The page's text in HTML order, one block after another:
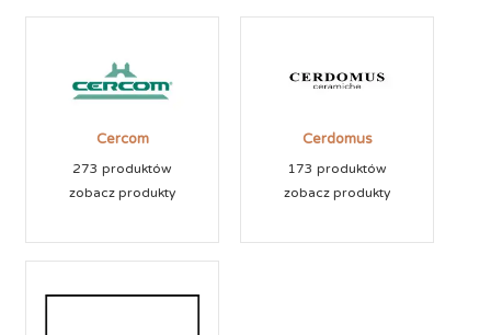
Cercom
273 produktów
zobacz produkty
Cerdomus
173 produktów
zobacz produkty